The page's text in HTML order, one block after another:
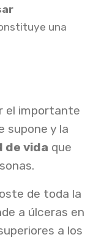
una
el importante
supone y la
de vida que
de toda la
a úlceras en
a los